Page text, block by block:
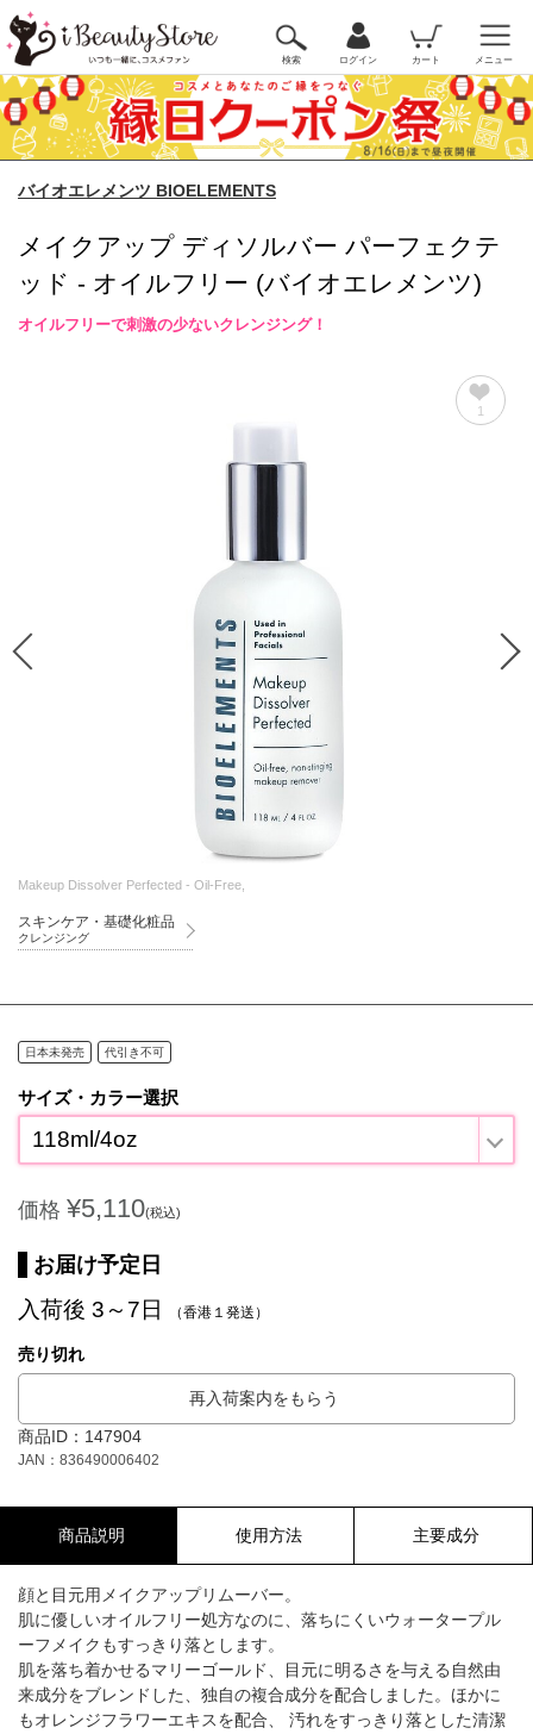
検索 ログイン カート メニュー
バイオエレメンツ BIOELEMENTS
メイクアップ ディソルバー パーフェクテ
ッド - オイルフリー (バイオエレメンツ)
オイルフリーで刺激の少ないクレンジング！
1
Makeup Dissolver Perfected - Oil-Free,
スキンケア・基礎化粧品
クレンジング
日本未発売 代引き不可
サイズ・カラー選択
118ml/4oz
価格 ¥5,110(税込)
お届け予定日
入荷後 3～7日 （香港１発送）
売り切れ
再入荷案内をもらう
商品ID：147904
JAN：836490006402
商品説明 使用方法 主要成分
顔と目元用メイクアップリムーバー。
肌に優しいオイルフリー処方なのに、落ちにくいウォータープル
ーフメイクもすっきり落とします。
肌を落ち着かせるマリーゴールド、目元に明るさを与える自然由
来成分をブレンドした、独自の複合成分を配合しました。ほかに
もオレンジフラワーエキスを配合、 汚れをすっきり落とした清潔